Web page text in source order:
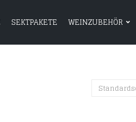
SEKTPAKETE WEINZUBEHÖR
SHOP WEIN WEINPAKETE